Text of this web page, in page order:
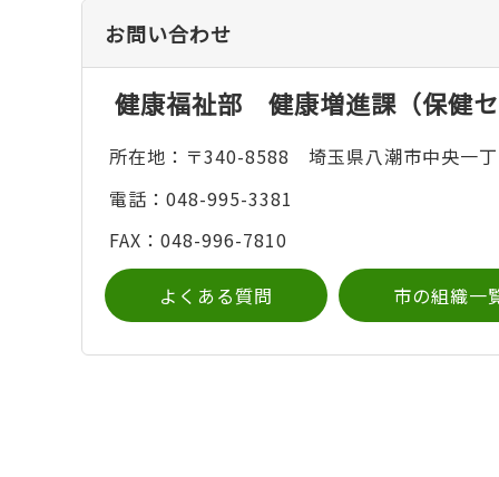
お問い合わせ
健康福祉部 健康増進課（保健
所在地：〒340-8588 埼玉県八潮市中央一
電話：048-995-3381
FAX：048-996-7810
よくある質問 市の組織一